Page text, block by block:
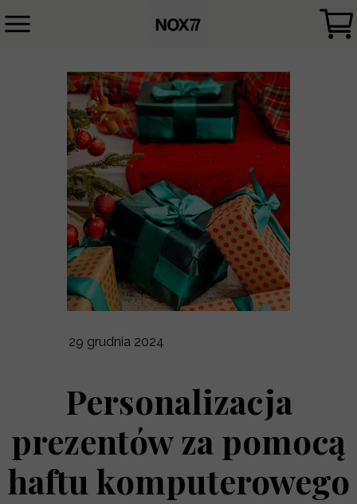
29 grudnia 2024
Personalizacja
prezentów za pomocą
haftu komputerowego